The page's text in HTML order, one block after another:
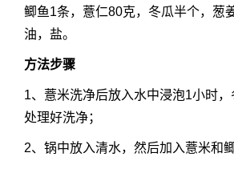
鲫鱼1条，薏仁80克，冬瓜半个，葱
油，盐。
方法步骤
1、薏米洗净后放入水中浸泡1小时
处理好洗净；
2、锅中放入清水，然后加入薏米和